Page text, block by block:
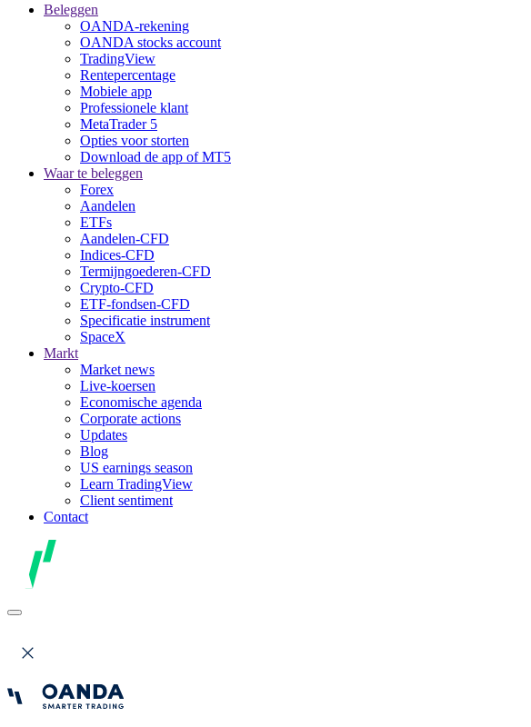
Beleggen
OANDA-rekening
OANDA stocks account
TradingView
Rentepercentage
Mobiele app
Professionele klant
MetaTrader 5
Opties voor storten
Download de app of MT5
Waar te beleggen
Forex
Aandelen
ETFs
Aandelen-CFD
Indices-CFD
Termijngoederen-CFD
Crypto-CFD
ETF-fondsen-CFD
Specificatie instrument
SpaceX
Markt
Market news
Live-koersen
Economische agenda
Corporate actions
Updates
Blog
US earnings season
Learn TradingView
Client sentiment
Contact